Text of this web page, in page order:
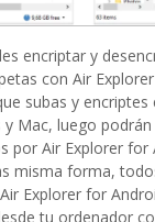
encriptar y
con Air
subas y encriptes
y Mac, luego
por Air Explorer for
misma forma,
Explorer for
tu ordenador